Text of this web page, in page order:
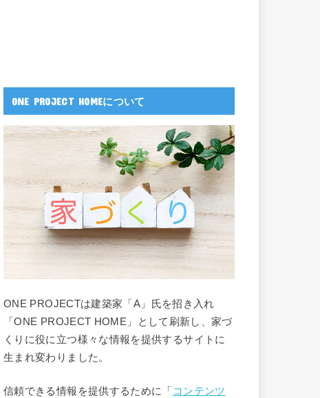
ONE PROJECT HOMEについて
ONE PROJECTは建築家「A」氏を招き入れ
「ONE PROJECT HOME」として刷新し、家づ
くりに役に立つ様々な情報を提供するサイトに
生まれ変わりました。
信頼できる情報を提供するために「 コンテンツ